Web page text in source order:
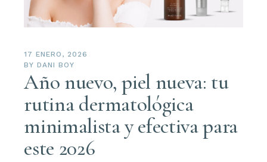
17 ENERO, 2026
BY DANI BOY
Año nuevo, piel nueva: tu
rutina dermatológica
minimalista y efectiva para
este 2026